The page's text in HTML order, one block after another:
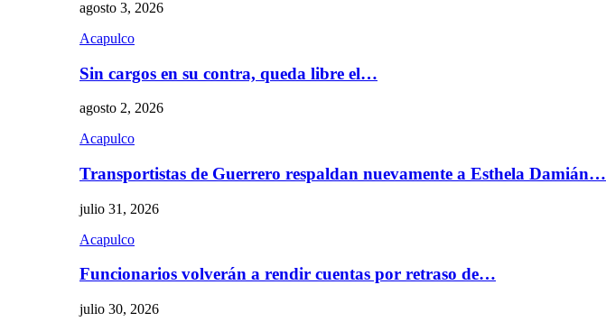
agosto 3, 2026
Acapulco
Sin cargos en su contra, queda libre el…
agosto 2, 2026
Acapulco
Transportistas de Guerrero respaldan nuevamente a Esthela Damián…
julio 31, 2026
Acapulco
Funcionarios volverán a rendir cuentas por retraso de…
julio 30, 2026